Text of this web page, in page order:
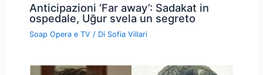
Anticipazioni ‘Far away’: Sadakat in
ospedale, Uğur svela un segreto
Soap Opera e TV / Di Sofia Villari